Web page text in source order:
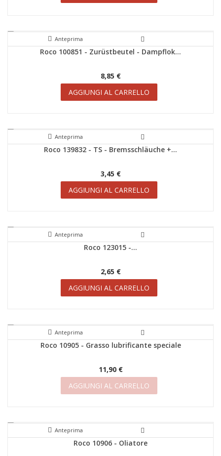
Anteprima
Roco 100851 - Zurüstbeutel - Dampflok...
8,85 €
AGGIUNGI AL CARRELLO
Anteprima
Roco 139832 - TS - Bremsschläuche +...
3,45 €
AGGIUNGI AL CARRELLO
Anteprima
Roco 123015 -...
2,65 €
AGGIUNGI AL CARRELLO
Anteprima
Roco 10905 - Grasso lubrificante speciale
11,90 €
AGGIUNGI AL CARRELLO
Anteprima
Roco 10906 - Oliatore